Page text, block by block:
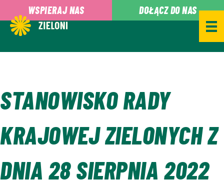
WSPIERAJ NAS DOŁĄCZ DO NAS
STANOWISKO RADY
KRAJOWEJ ZIELONYCH Z
DNIA 28 SIERPNIA 2022